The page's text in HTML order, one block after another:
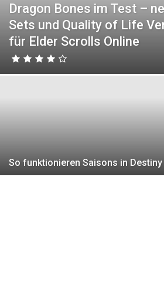
Dragon Bones im Test –
Sets und Quality of Life
für Elder Scrolls Online
So funktionieren Saisons in Destiny